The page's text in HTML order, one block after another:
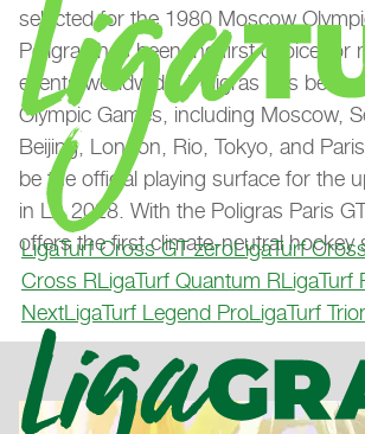
LigaTurf Cross GT zeroLigaTurf
Cross RLigaTurf Quantum RLigaTurf
NextLigaTurf Legend ProLigaTurf
selected for the 1980 Moscow
Poligras has been the first choice for
events worldwide. Poligras has been
Olympic Games, including Moscow,
Beijing, London, Rio, Tokyo, and
be the official playing surface for the
in LA 2028. With the Poligras Paris
offers the first climate-neutral hockey